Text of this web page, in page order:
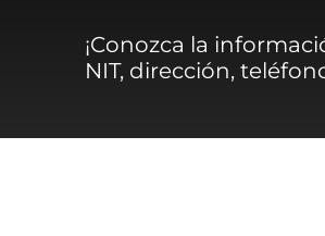
¡Conozca la
NIT, dirección,